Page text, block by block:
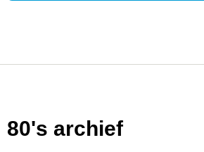
80's archief